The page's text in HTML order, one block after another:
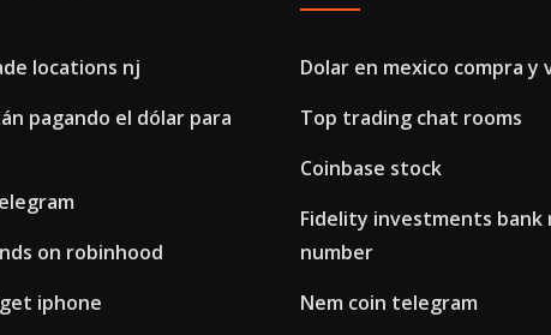
locations nj
pagando el dólar para
on robinhood
iphone
Dolar en mexico compra y
Top trading chat rooms
Coinbase stock
Fidelity investments
number
Nem coin telegram